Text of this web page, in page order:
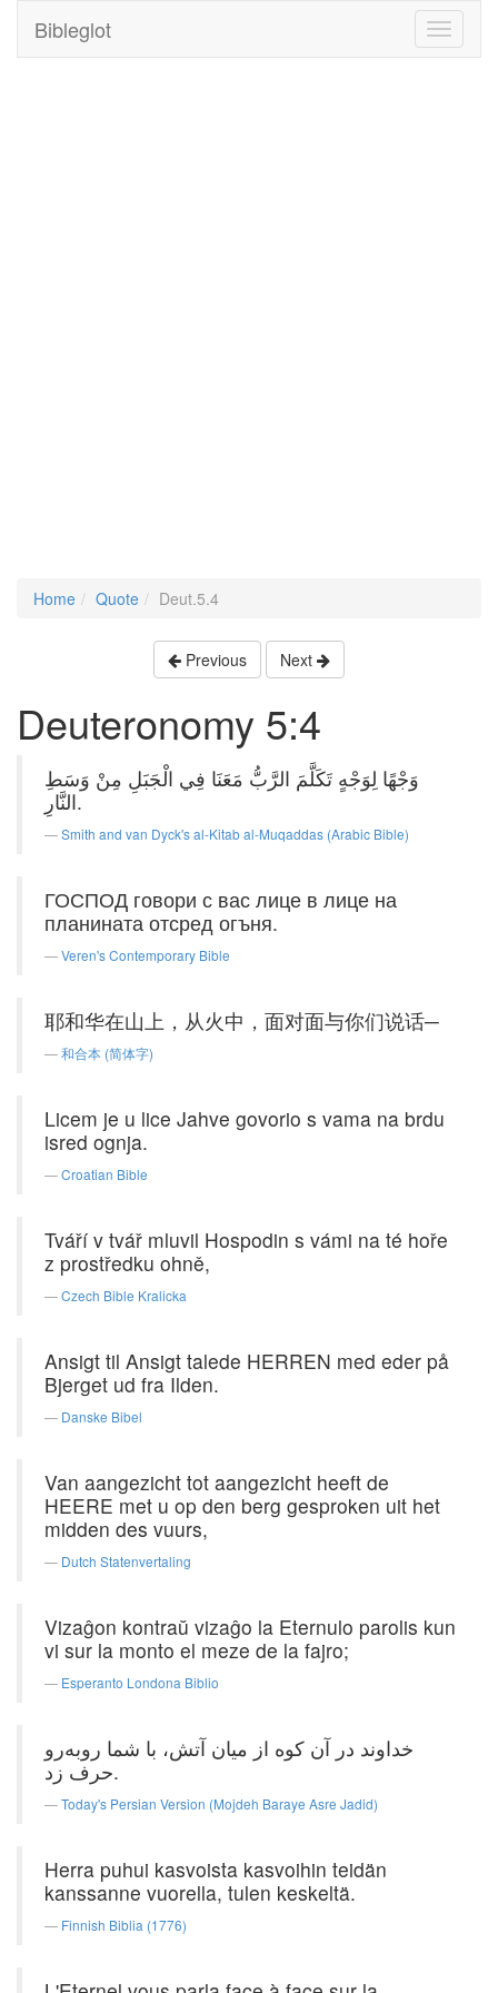
Toggle
Bibleglot
Home Quote Deut.5.4
Previous Next
Deuteronomy 5:4
وَجْهًا لِوَجْهٍ تَكَلَّمَ الرَّبُّ مَعَنَا فِي الْجَبَلِ مِنْ وَسَطِ
النَّارِ.
Smith and van Dyck's al-Kitab al-Muqaddas (Arabic Bible)
ГОСПОД говори с вас лице в лице на
планината отсред огъня.
Veren's Contemporary Bible
耶和华在山上，从火中，面对面与你们说话─
和合本 (简体字)
Licem je u lice Jahve govorio s vama na brdu
isred ognja.
Croatian Bible
Tváří v tvář mluvil Hospodin s vámi na té hoře
z prostředku ohně,
Czech Bible Kralicka
Ansigt til Ansigt talede HERREN med eder på
Bjerget ud fra Ilden.
Danske Bibel
Van aangezicht tot aangezicht heeft de
HEERE met u op den berg gesproken uit het
midden des vuurs,
Dutch Statenvertaling
Vizaĝon kontraŭ vizaĝo la Eternulo parolis kun
vi sur la monto el meze de la fajro;
Esperanto Londona Biblio
خداوند در آن کوه از میان آتش، با شما روبه‌رو
حرف زد.
Today's Persian Version (Mojdeh Baraye Asre Jadid)
Herra puhui kasvoista kasvoihin teidän
kanssanne vuorella, tulen keskeltä.
Finnish Biblia (1776)